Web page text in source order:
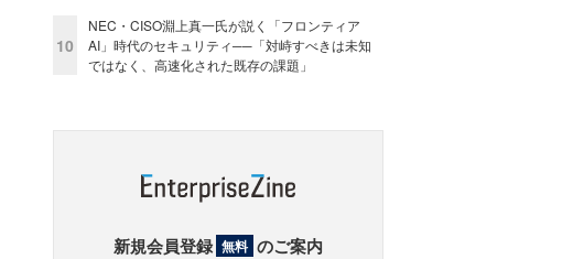
10
NEC・CISO淵上真一氏が説く「フロンティア
AI」時代のセキュリティ──「対峙すべきは未知
ではなく、高速化された既存の課題」
新規会員登録 無料 のご案内